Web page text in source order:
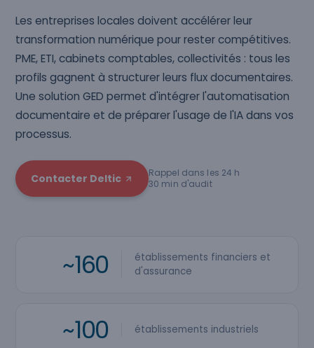
Les entreprises locales doivent accélérer leur
transformation numérique pour rester compétitives.
PME, ETI, cabinets comptables, collectivités : tous les
profils gagnent à structurer leurs flux documentaires.
Une solution GED permet d'intégrer l'automatisation
documentaire et de préparer l'usage de l'IA dans vos
processus.
Contacter Deltic
Rappel dans les 24 h
30 min d'audit
~160
établissements financiers et
d'assurance
~100 établissements industriels